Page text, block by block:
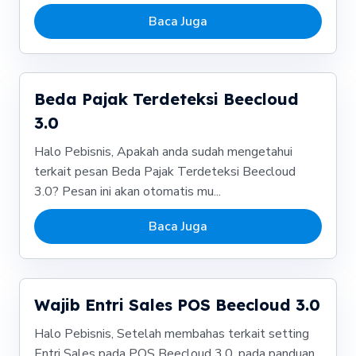
Baca Juga
Beda Pajak Terdeteksi Beecloud
3.0
Halo Pebisnis, Apakah anda sudah mengetahui
terkait pesan Beda Pajak Terdeteksi Beecloud
3.0? Pesan ini akan otomatis mu...
Baca Juga
Wajib Entri Sales POS Beecloud 3.0
Halo Pebisnis, Setelah membahas terkait setting